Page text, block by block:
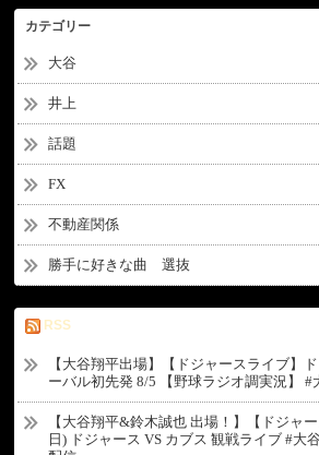
カテゴリー
大谷
井上
話題
FX
不動産関係
勝手に好きな曲 選抜
RSS
【大谷翔平出場】【ドジャースライブ】
ーバル初先発 8/5 【野球ラジオ調実況】 #
【大谷翔平&鈴木誠也 出場！】【ドジャ
日) ドジャース VS カブス 観戦ライブ #大